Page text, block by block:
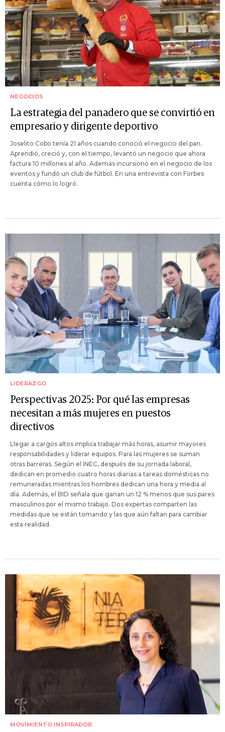
NEGOCIOS
La estrategia del panadero que se convirtió en
empresario y dirigente deportivo
Joselito Cobo tenía 21 años cuando conoció el negocio del pan.
Aprendió, creció y, con el tiempo, levantó un negocio que ahora
factura 10 millones al año. Además incursionó en el negocio de los
eventos y fundó un club de fútbol. En una entrevista con Forbes
cuenta cómo lo logró.
LIDERAZGO
Perspectivas 2025: Por qué las empresas
necesitan a más mujeres en puestos
directivos
Llegar a cargos altos implica trabajar más horas, asumir mayores
responsabilidades y liderar equipos. Para las mujeres se suman
otras barreras. Según el INEC, después de su jornada laboral,
dedican en promedio cuatro horas diarias a tareas domésticas no
remuneradas mientras los hombres dedican una hora y media al
día. Además, el BID señala que ganan un 12 % menos que sus pares
masculinos por el mismo trabajo. Dos expertas comparten las
medidas que se están tomando y las que aún faltan para cambiar
esta realidad.
MOVIMIENTO INSPIRADOR